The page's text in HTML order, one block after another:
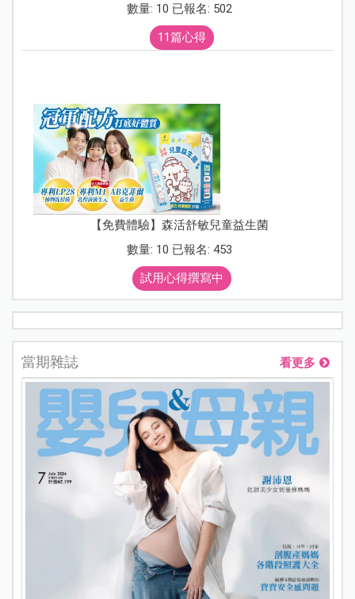
數量: 10 已報名: 502
11篇心得
【免費體驗】森活舒敏兒童益生菌
數量: 10 已報名: 453
試用心得撰寫中
當期雜誌 看更多